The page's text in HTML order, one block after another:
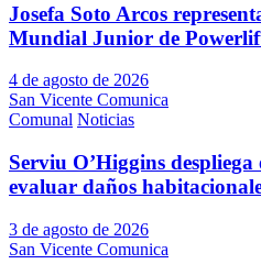
Josefa Soto Arcos
Mundial Junior de
4 de agosto de 2026
San Vicente Comunica
Comunal Noticias
Serviu O’Higgins
evaluar daños
3 de agosto de 2026
San Vicente Comunica